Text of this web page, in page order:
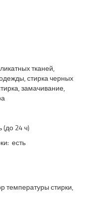
тканей,
стирка черных
замачивание,
(до 24 ч)
есть
температуры стирки,